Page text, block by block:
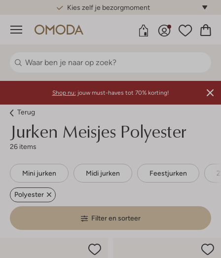
Gratis standaard verzending*
Menu
Shop nu: jouw must-haves tot 70% korting!
Terug
Jurken Meisjes Polyester
26 items
Mini jurken Midi jurken Feestjurken
Polyester
Filter en sorteer